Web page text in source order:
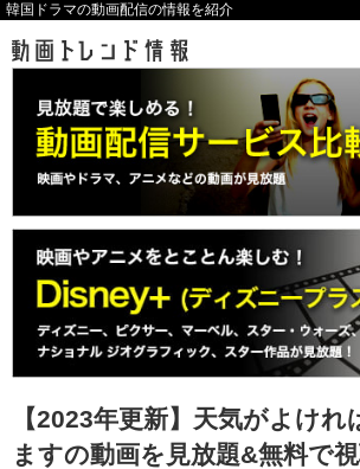
韓国ドラマの動画配信の情報を紹介
【2023年更新】天気がよけれ
ますの動画を見放題&無料で